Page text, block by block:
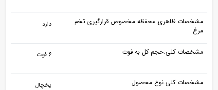
مشخصات ظاهری.محفظه مخصوص قرارگیری تخم
مرغ
دارد
مشخصات کلی.حجم کل به فوت 6 فوت
مشخصات کلی.نوع محصول یخچال